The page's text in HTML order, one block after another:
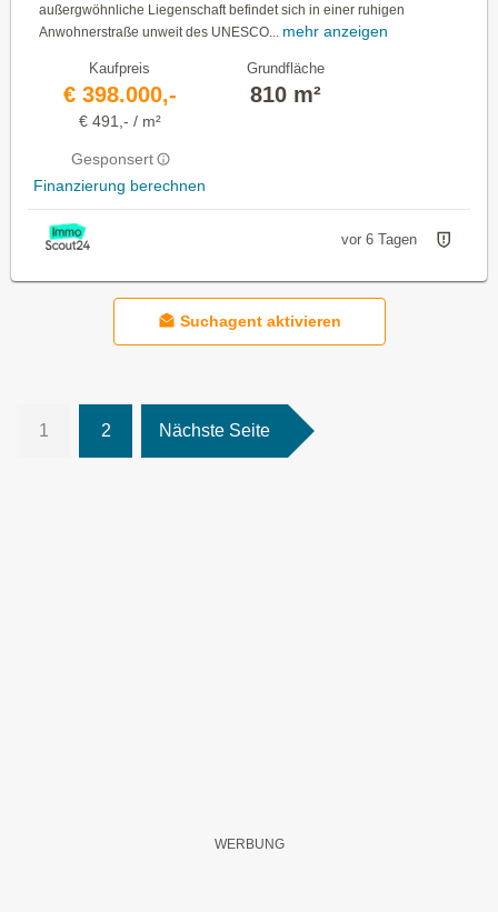
außergwöhnliche Liegenschaft befindet sich in einer ruhigen
Anwohnerstraße unweit des UNESCO...
mehr anzeigen
Kaufpreis
€ 398.000,-
€ 491,- / m²
Gesponsert
Finanzierung berechnen
Grundfläche
810 m²
vor 6 Tagen
Suchagent aktivieren
1 2 Nächste Seite